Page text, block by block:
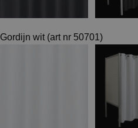
Gordijn wit (art nr 50701)